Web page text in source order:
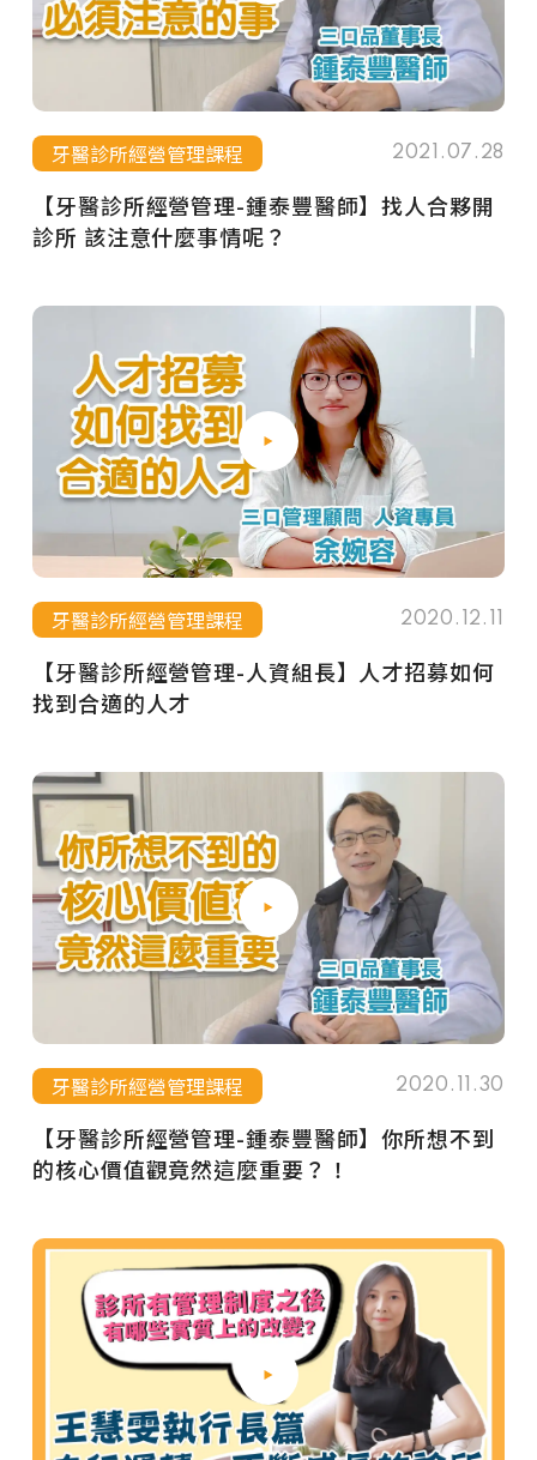
牙醫診所經營管理課程 2021.07.28
【牙醫診所經營管理-鍾泰豐醫師】找人合夥開
診所 該注意什麼事情呢？
牙醫診所經營管理課程 2020.12.11
【牙醫診所經營管理-人資組長】人才招募如何
找到合適的人才
牙醫診所經營管理課程 2020.11.30
【牙醫診所經營管理-鍾泰豐醫師】你所想不到
的核心價值觀竟然這麼重要？！